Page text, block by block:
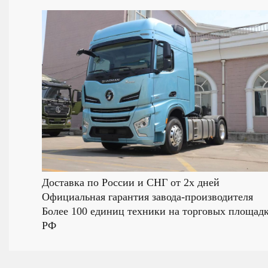
Доставка по России и СНГ от 2х дней
Официальная гарантия завода-производителя
Более 100 единиц техники на торговых
РФ